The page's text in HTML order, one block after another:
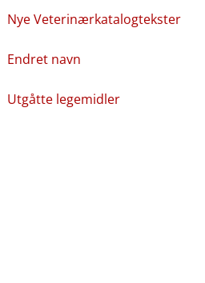
Nye Veterinærkatalogtekster
Endret navn
Utgåtte legemidler